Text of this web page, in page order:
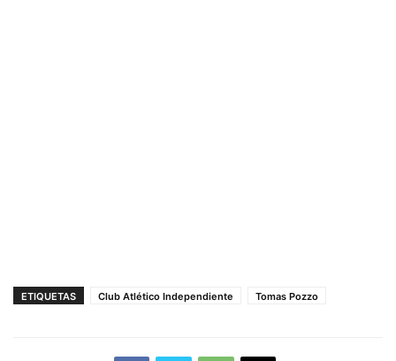
ETIQUETAS Club Atlético Independiente Tomas Pozzo